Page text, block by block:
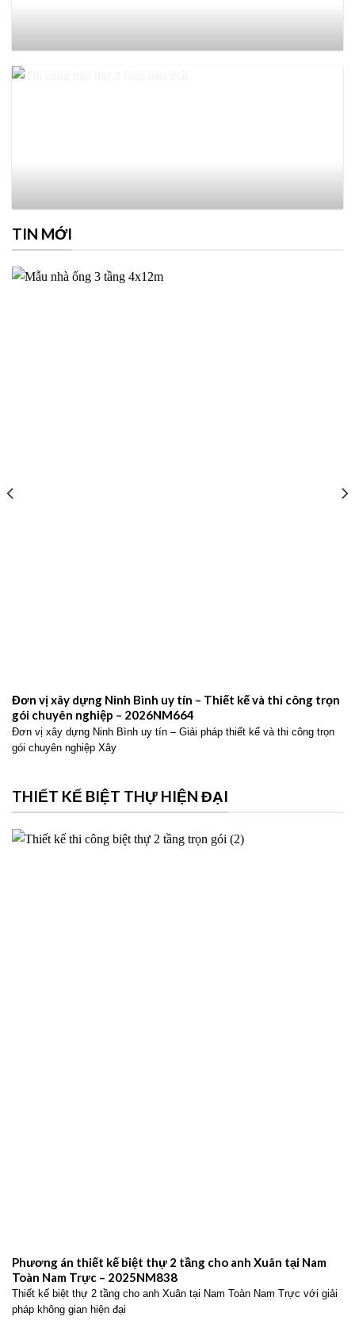
TIN MỚI
Đơn vị xây dựng Ninh Bình uy tín – Thiết kế và thi công trọn
gói chuyên nghiệp – 2026NM664
Đơn vị xây dựng Ninh Bình uy tín – Giải pháp thiết kế và thi công trọn
gói chuyên nghiệp Xây
THIẾT KẾ BIỆT THỰ HIỆN ĐẠI
Phương án thiết kế biệt thự 2 tầng cho anh Xuân tại Nam
Toàn Nam Trực – 2025NM838
Thiết kế biệt thự 2 tầng cho anh Xuân tại Nam Toàn Nam Trực với giải
pháp không gian hiện đại